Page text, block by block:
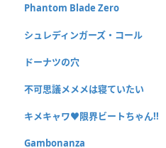
Phantom Blade Zero
シュレディンガーズ・コール
ドーナツの穴
不可思議メメメは寝ていたい
キメキャワ♥限界ビートちゃん!!
Gambonanza